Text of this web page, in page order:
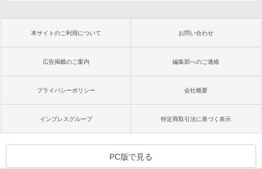
本サイトのご利用について お問い合わせ
広告掲載のご案内 編集部へのご連絡
プライバシーポリシー 会社概要
インプレスグループ 特定商取引法に基づく表示
PC版で見る